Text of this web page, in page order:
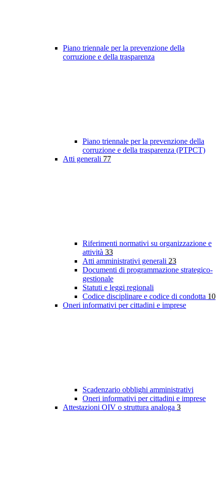
Piano triennale per la prevenzione della
corruzione e della trasparenza
Piano triennale per la prevenzione della
corruzione e della trasparenza (PTPCT)
Atti generali 77
Riferimenti normativi su organizzazione e
attività 33
Atti amministrativi generali 23
Documenti di programmazione strategico-
gestionale
Statuti e leggi regionali
Codice disciplinare e codice di condotta 10
Oneri informativi per cittadini e imprese
Scadenzario obblighi amministrativi
Oneri informativi per cittadini e imprese
Attestazioni OIV o struttura analoga 3